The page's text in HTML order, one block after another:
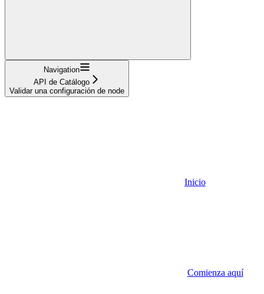
Navigation
API de Catálogo
Validar una configuración de node
Inicio
Comienza aquí